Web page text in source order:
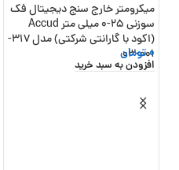
میکرومتر خارج سنج دیجیتال فک
سوزنی 25-0 میلی متر Accud
(اکود با گارانتی شرکتی) مدل 317-
001-03
0تومان
افزودن به سبد خرید